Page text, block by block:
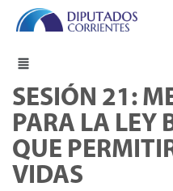
SESIÓN 21:
PARA LA LEY
QUE
VIDAS